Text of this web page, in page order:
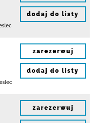
dodaj do listy
zarezerwuj
dodaj do listy
zarezerwuj